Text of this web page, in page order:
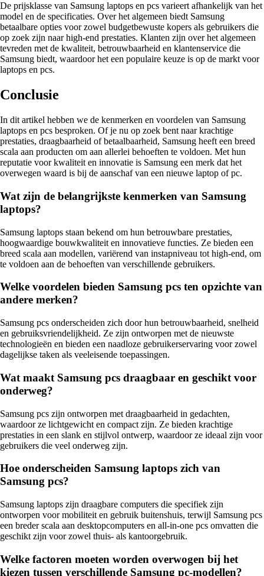
De prijsklasse van Samsung laptops en pcs varieert afhankelijk van het
model en de specificaties. Over het algemeen biedt Samsung
betaalbare opties voor zowel budgetbewuste kopers als gebruikers die
op zoek zijn naar high-end prestaties. Klanten zijn over het algemeen
tevreden met de kwaliteit, betrouwbaarheid en klantenservice die
Samsung biedt, waardoor het een populaire keuze is op de markt voor
laptops en pcs.
Conclusie
In dit artikel hebben we de kenmerken en voordelen van Samsung
laptops en pcs besproken. Of je nu op zoek bent naar krachtige
prestaties, draagbaarheid of betaalbaarheid, Samsung heeft een breed
scala aan producten om aan allerlei behoeften te voldoen. Met hun
reputatie voor kwaliteit en innovatie is Samsung een merk dat het
overwegen waard is bij de aanschaf van een nieuwe laptop of pc.
Wat zijn de belangrijkste kenmerken van Samsung
laptops?
Samsung laptops staan bekend om hun betrouwbare prestaties,
hoogwaardige bouwkwaliteit en innovatieve functies. Ze bieden een
breed scala aan modellen, variërend van instapniveau tot high-end, om
te voldoen aan de behoeften van verschillende gebruikers.
Welke voordelen bieden Samsung pcs ten opzichte van
andere merken?
Samsung pcs onderscheiden zich door hun betrouwbaarheid, snelheid
en gebruiksvriendelijkheid. Ze zijn ontworpen met de nieuwste
technologieën en bieden een naadloze gebruikerservaring voor zowel
dagelijkse taken als veeleisende toepassingen.
Wat maakt Samsung pcs draagbaar en geschikt voor
onderweg?
Samsung pcs zijn ontworpen met draagbaarheid in gedachten,
waardoor ze lichtgewicht en compact zijn. Ze bieden krachtige
prestaties in een slank en stijlvol ontwerp, waardoor ze ideaal zijn voor
gebruikers die veel onderweg zijn.
Hoe onderscheiden Samsung laptops zich van
Samsung pcs?
Samsung laptops zijn draagbare computers die specifiek zijn
ontworpen voor mobiliteit en gebruik buitenshuis, terwijl Samsung pcs
een breder scala aan desktopcomputers en all-in-one pcs omvatten die
geschikt zijn voor zowel thuis- als kantoorgebruik.
Welke factoren moeten worden overwogen bij het
kiezen tussen verschillende Samsung pc-modellen?